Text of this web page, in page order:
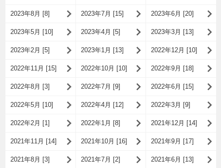
2023年8月 [8] 2023年7月 [15] 2023年6月 [20]
2023年5月 [10] 2023年4月 [5] 2023年3月 [13]
2023年2月 [5] 2023年1月 [13] 2022年12月 [10]
2022年11月 [15] 2022年10月 [10] 2022年9月 [18]
2022年8月 [3] 2022年7月 [9] 2022年6月 [15]
2022年5月 [10] 2022年4月 [12] 2022年3月 [9]
2022年2月 [1] 2022年1月 [8] 2021年12月 [14]
2021年11月 [14] 2021年10月 [16] 2021年9月 [17]
2021年8月 [3] 2021年7月 [2] 2021年6月 [13]